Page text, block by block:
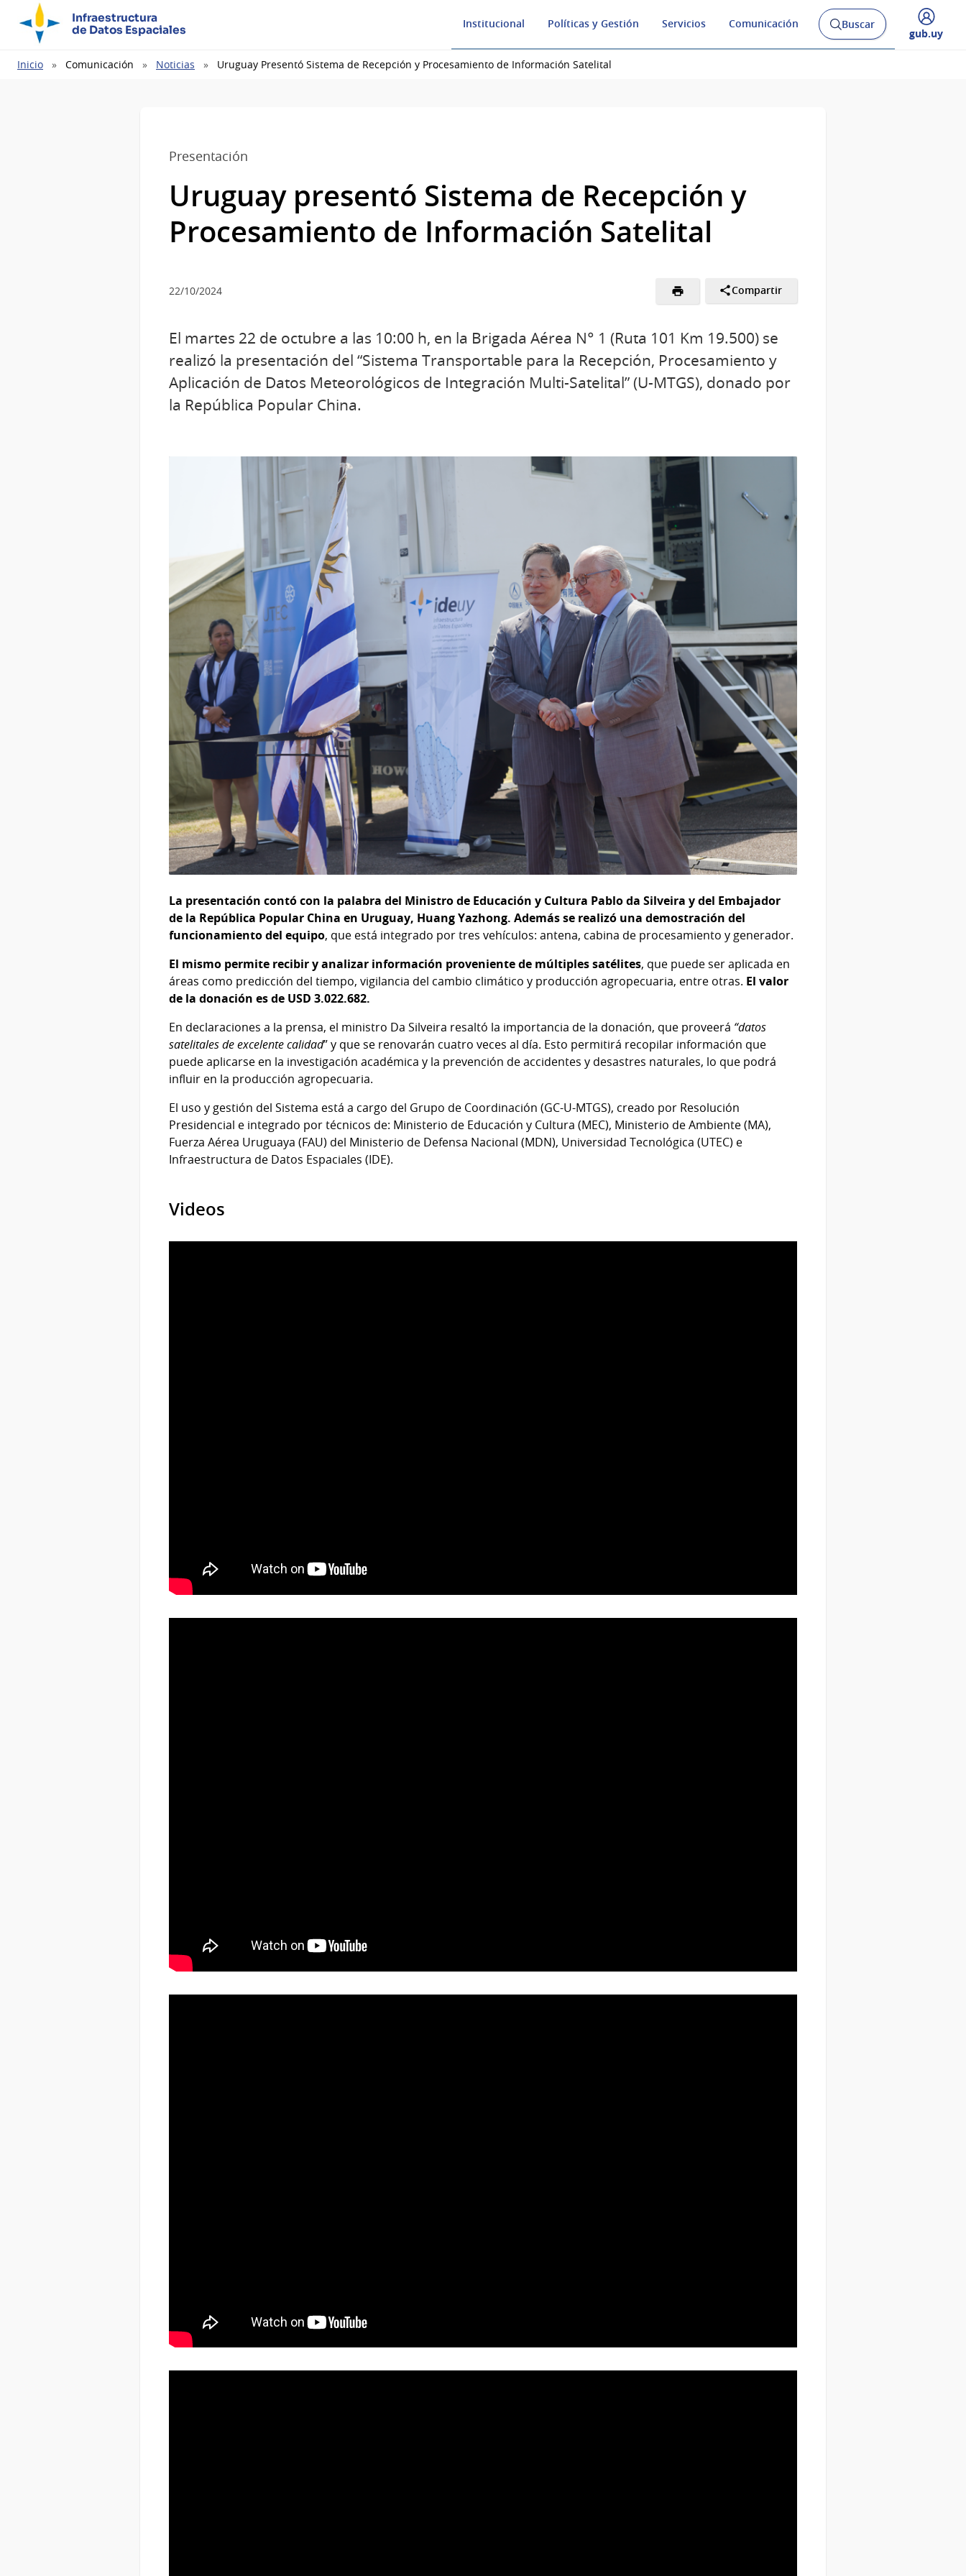
Infraestructura
de Datos Espaciales
Institucional Políticas y Gestión Servicios Comunicación
Abrir
buscador
Buscar
Desplegar
gub.uy
Ruta
Inicio Comunicación Noticias Uruguay Presentó Sistema de Recepción y Procesamiento de Información Satelital
Presentación
Uruguay presentó Sistema de Recepción y
Procesamiento de Información Satelital
22/10/2024 Compartir
El martes 22 de octubre a las 10:00 h, en la Brigada Aérea N° 1 (Ruta 101 Km 19.500) se
realizó la presentación del “Sistema Transportable para la Recepción, Procesamiento y
Aplicación de Datos Meteorológicos de Integración Multi-Satelital” (U-MTGS), donado por
la República Popular China.
La presentación contó con la palabra del Ministro de Educación y Cultura Pablo da Silveira y del Embajador
de la República Popular China en Uruguay, Huang Yazhong. Además se realizó una demostración del
funcionamiento del equipo, que está integrado por tres vehículos: antena, cabina de procesamiento y generador.
El mismo permite recibir y analizar información proveniente de múltiples satélites, que puede ser aplicada en
áreas como predicción del tiempo, vigilancia del cambio climático y producción agropecuaria, entre otras. El valor
de la donación es de USD 3.022.682.
En declaraciones a la prensa, el ministro Da Silveira resaltó la importancia de la donación, que proveerá “datos
satelitales de excelente calidad” y que se renovarán cuatro veces al día. Esto permitirá recopilar información que
puede aplicarse en la investigación académica y la prevención de accidentes y desastres naturales, lo que podrá
influir en la producción agropecuaria.
El uso y gestión del Sistema está a cargo del Grupo de Coordinación (GC-U-MTGS), creado por Resolución
Presidencial e integrado por técnicos de: Ministerio de Educación y Cultura (MEC), Ministerio de Ambiente (MA),
Fuerza Aérea Uruguaya (FAU) del Ministerio de Defensa Nacional (MDN), Universidad Tecnológica (UTEC) e
Infraestructura de Datos Espaciales (IDE).
Videos